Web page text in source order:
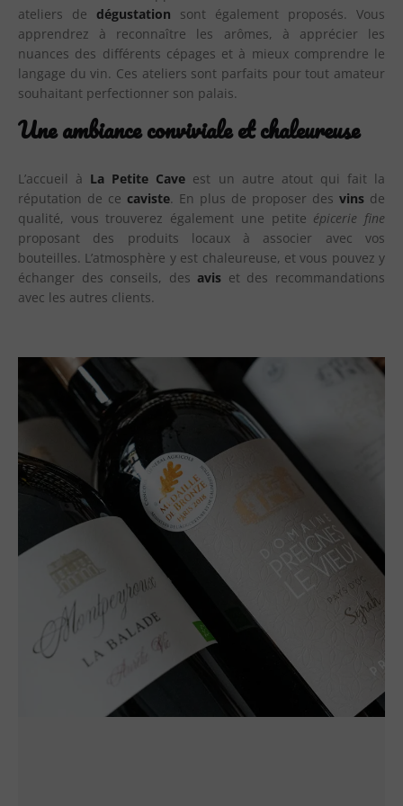
ateliers de dégustation sont également proposés. Vous
apprendrez à reconnaître les arômes, à apprécier les
nuances des différents cépages et à mieux comprendre le
langage du vin. Ces ateliers sont parfaits pour tout amateur
souhaitant perfectionner son palais.
Une ambiance conviviale et chaleureuse
L’accueil à La Petite Cave est un autre atout qui fait la
réputation de ce caviste. En plus de proposer des vins de
qualité, vous trouverez également une petite épicerie fine
proposant des produits locaux à associer avec vos
bouteilles. L’atmosphère y est chaleureuse, et vous pouvez y
échanger des conseils, desavis et des recommandations
avec les autres clients.